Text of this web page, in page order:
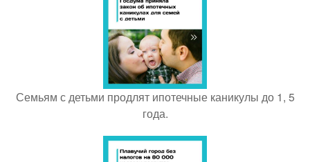
Семьям с детьми продлят ипотечные каникулы до 1, 5
года.